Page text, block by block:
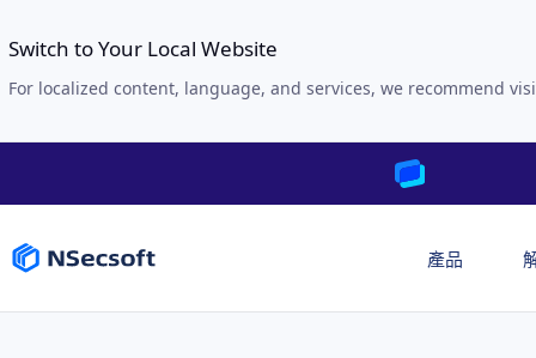
Switch to Your Local Website
For localized content, language, and services, we recommend
產品